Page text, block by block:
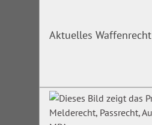
Aktuelles Waffenrecht